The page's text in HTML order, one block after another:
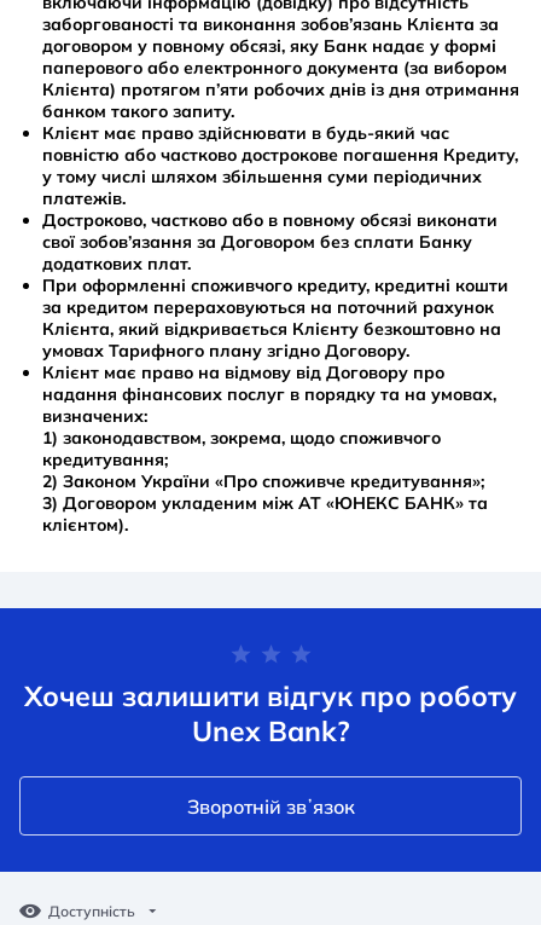
заборгованості та виконання зобов’язань Клієнта за
договором у повному обсязі, яку Банк надає у формі
паперового або електронного документа (за вибором
Клієнта) протягом п’яти робочих днів із дня отримання
банком такого запиту.
Клієнт має право здійснювати в будь-який час
повністю або частково дострокове погашення Кредиту,
у тому числі шляхом збільшення суми періодичних
платежів.
Достроково, частково або в повному обсязі виконати
свої зобов’язання за Договором без сплати Банку
додаткових плат.
При оформленні споживчого кредиту, кредитні кошти
за кредитом перераховуються на поточний рахунок
Клієнта, який відкривається Клієнту безкоштовно на
умовах Тарифного плану згідно Договору.
Клієнт має право на відмову від Договору про
надання фінансових послуг в порядку та на умовах,
визначених:
1) законодавством, зокрема, щодо споживчого
кредитування;
2) Законом України «Про споживче кредитування»;
3) Договором укладеним між АТ «ЮНЕКС БАНК» та
клієнтом).
Хочеш залишити відгук про роботу
Unex Bank?
Зворотній звʼязок
Доступність